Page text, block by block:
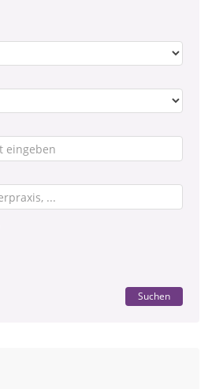
Suchen